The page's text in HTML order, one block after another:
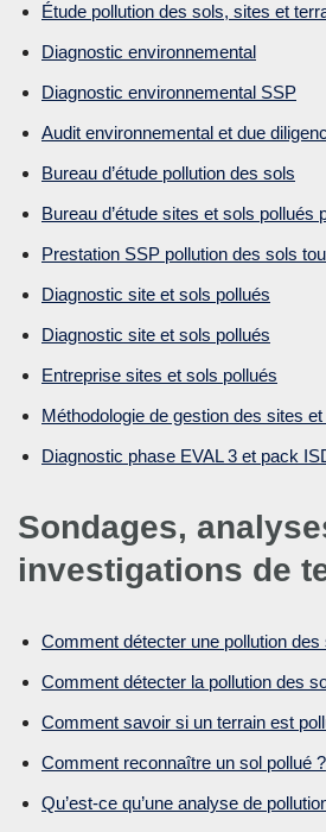
Étude pollution des sols, sites et
Diagnostic environnemental
Diagnostic environnemental SSP
Audit environnemental et due
Bureau d’étude pollution des sols
Bureau d’étude sites et sols pollués
Prestation SSP pollution des sols
Diagnostic site et sols pollués
Diagnostic site et sols pollués
Entreprise sites et sols pollués
Méthodologie de gestion des sites
Diagnostic phase EVAL 3 et pack
Sondages,
investigations de
Comment détecter une pollution des
Comment détecter la pollution des
Comment savoir si un terrain est
Comment reconnaître un sol pollué ?
Qu’est-ce qu’une analyse de